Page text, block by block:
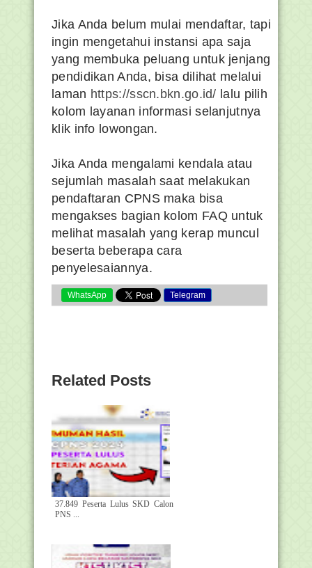
Jika Anda belum mulai mendaftar, tapi
ingin mengetahui instansi apa saja
yang membuka peluang untuk jenjang
pendidikan Anda, bisa dilihat melalui
laman https://sscn.bkn.go.id/ lalu pilih
kolom layanan informasi selanjutnya
klik info lowongan.
Jika Anda mengalami kendala atau
sejumlah masalah saat melakukan
pendaftaran CPNS maka bisa
mengakses bagian kolom FAQ untuk
melihat masalah yang kerap muncul
beserta beberapa cara
penyelesaiannya.
WhatsApp Telegram
Related Posts
37.849 Peserta Lulus SKD Calon
PNS ...